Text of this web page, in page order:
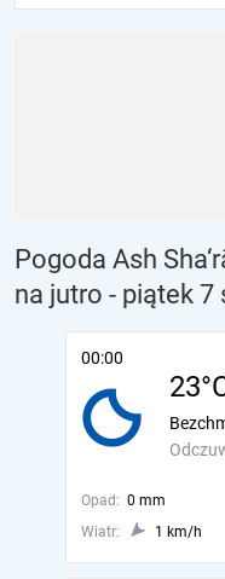
Pogoda Ash
na jutro - piątek 7
00:00
Opad: 0 mm
Wiatr:
1 km/h